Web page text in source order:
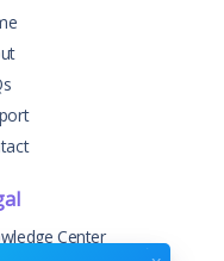
Center